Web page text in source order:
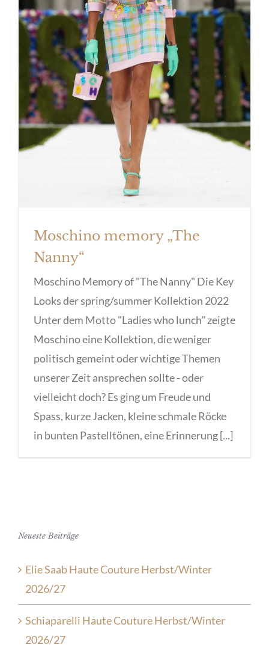
Moschino memory „The Nanny“
Moschino memory „The
Nanny“
Moschino Memory of "The Nanny" Die Key
Looks der spring/summer Kollektion 2022
Unter dem Motto "Ladies who lunch" zeigte
Moschino eine Kollektion, die weniger
politisch gemeint oder wichtige Themen
unserer Zeit ansprechen sollte - oder
vielleicht doch? Es ging um Freude und
Spass, kurze Jacken, kleine schmale Röcke
in bunten Pastelltönen, eine Erinnerung [...]
Neueste Beiträge
Elie Saab Haute Couture Herbst/Winter
2026/27
Schiaparelli Haute Couture Herbst/Winter
2026/27